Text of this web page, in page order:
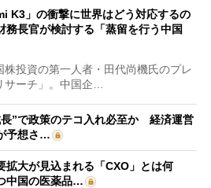
K3」の衝撃に世界はどう対応するの
長官が検討する「蒸留を行う中国
投資の第一人者・田代尚機氏のプレ
サーチ」。中国企…
”で政策のテコ入れ必至か 経済運営
予想さ…
拡大が見込まれる「CXO」とは何
中国の医薬品…